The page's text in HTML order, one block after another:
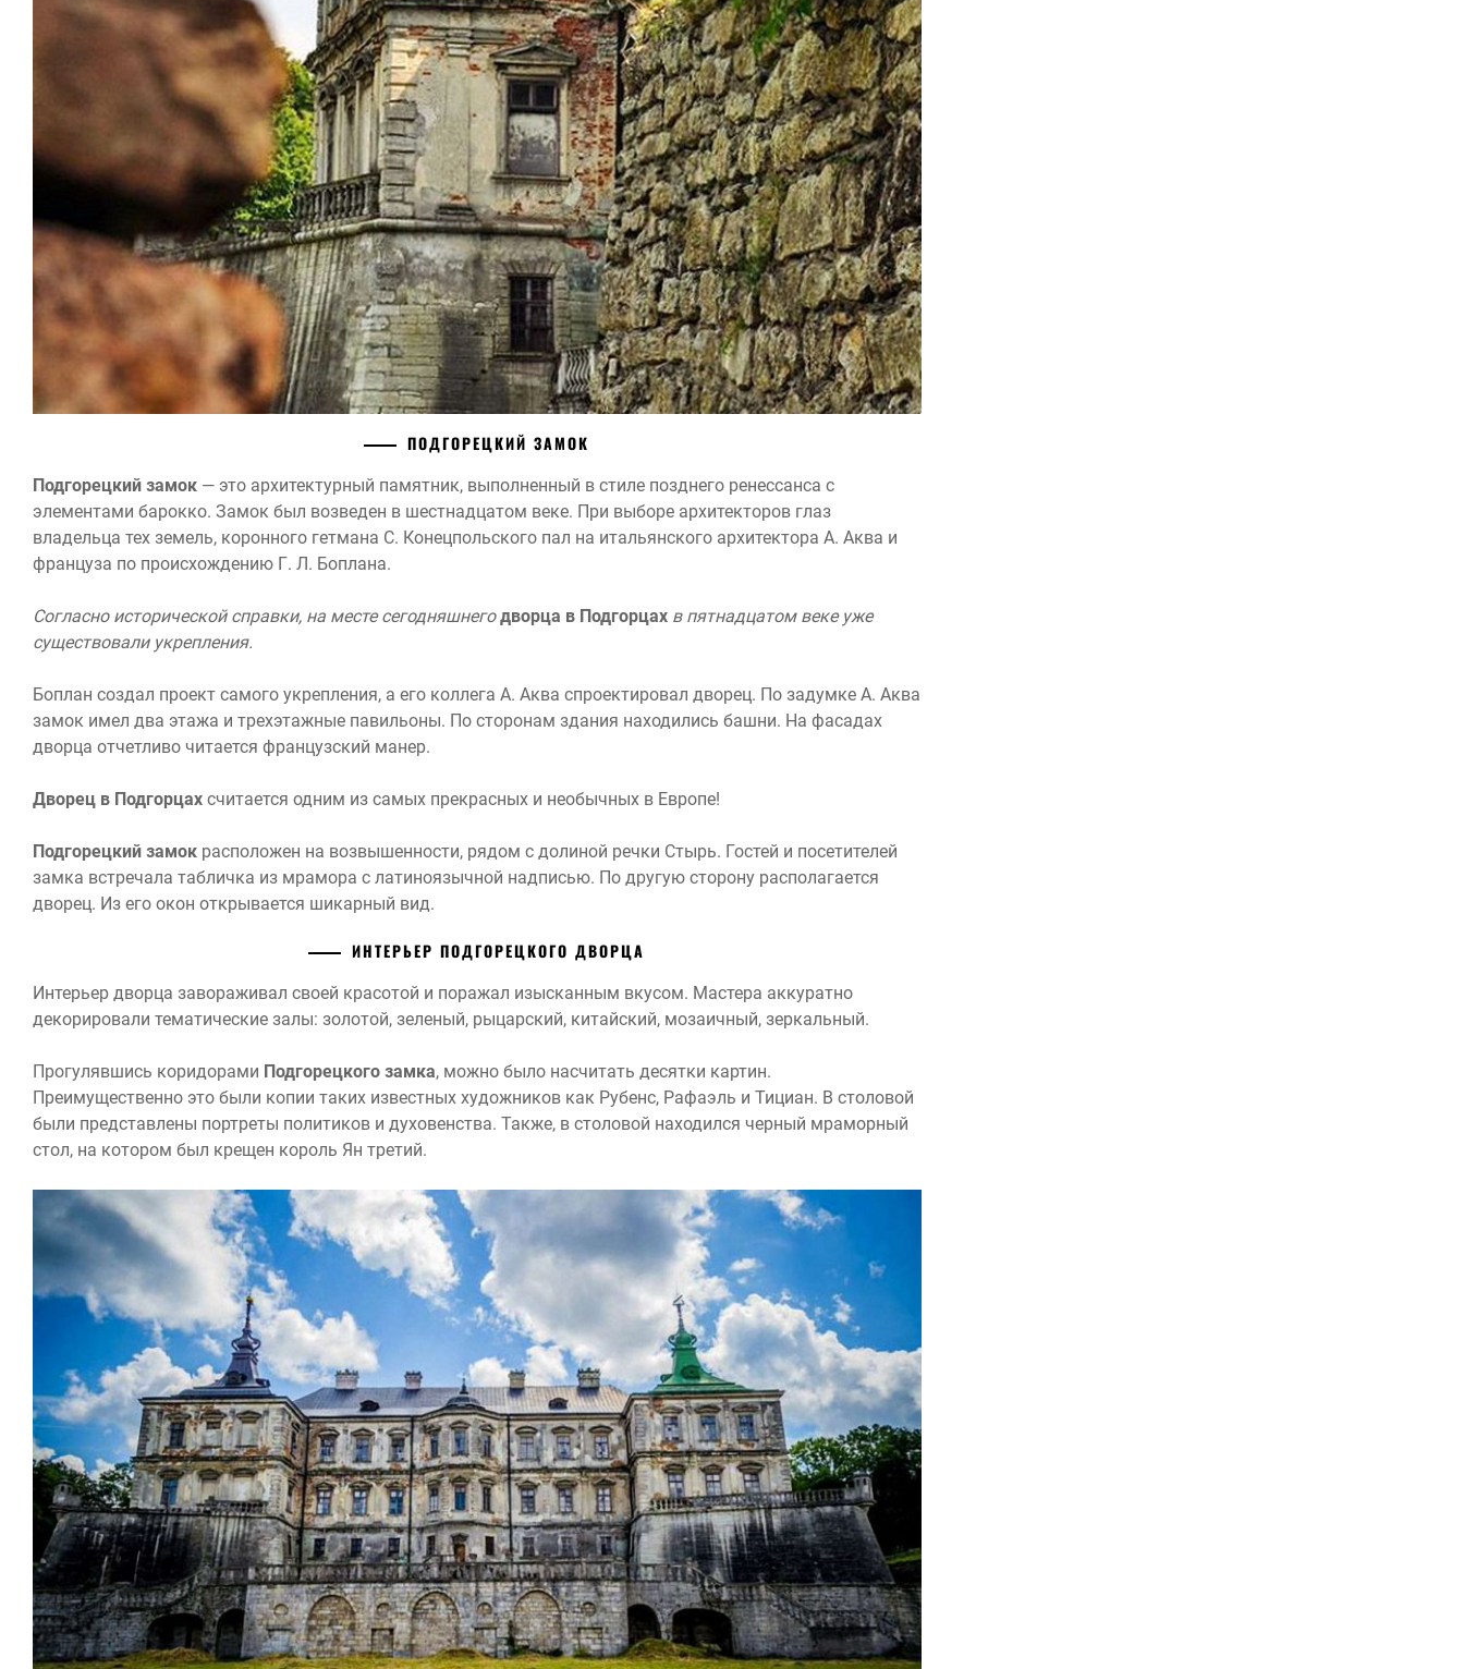
ПОДГОРЕЦКИЙ ЗАМОК
Подгорецкий замок — это архитектурный памятник, выполненный в стиле позднего ренессанса с
элементами барокко. Замок был возведен в шестнадцатом веке. При выборе архитекторов глаз
владельца тех земель, коронного гетмана С. Конецпольского пал на итальянского архитектора А. Аква и
француза по происхождению Г. Л. Боплана.
Согласно исторической справки, на месте сегодняшнегодворца в Подгорцах в пятнадцатом веке уже
существовали укрепления.
Боплан создал проект самого укрепления, а его коллега А. Аква спроектировал дворец. По задумке А. Аква
замок имел два этажа и трехэтажные павильоны. По сторонам здания находились башни. На фасадах
дворца отчетливо читается французский манер.
Дворец в Подгорцах считается одним из самых прекрасных и необычных в Европе!
Подгорецкий замок расположен на возвышенности, рядом с долиной речки Стырь. Гостей и посетителей
замка встречала табличка из мрамора с латиноязычной надписью. По другую сторону располагается
дворец. Из его окон открывается шикарный вид.
ИНТЕРЬЕР ПОДГОРЕЦКОГО ДВОРЦА
Интерьер дворца завораживал своей красотой и поражал изысканным вкусом. Мастера аккуратно
декорировали тематические залы: золотой, зеленый, рыцарский, китайский, мозаичный, зеркальный.
Прогулявшись коридорами Подгорецкого замка, можно было насчитать десятки картин.
Преимущественно это были копии таких известных художников как Рубенс, Рафаэль и Тициан. В столовой
были представлены портреты политиков и духовенства. Также, в столовой находился черный мраморный
стол, на котором был крещен король Ян третий.